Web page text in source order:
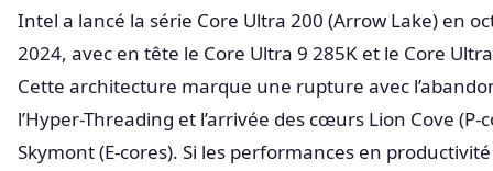
Intel a lancé la série Core Ultra 200 (Arrow Lake) en
2024, avec en tête le Core Ultra 9 285K et le Core
Cette architecture marque une rupture avec
l’Hyper-Threading et l’arrivée des cœurs Lion Cove (P-
Skymont (E-cores). Si les performances en